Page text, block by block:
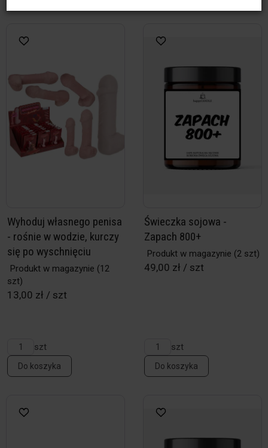
Wyhoduj własnego penisa
- rośnie w wodzie, kurczy
się po wyschnięciu
Produkt w magazynie (12
szt)
13,00 zł / szt
szt
Do koszyka
Świeczka sojowa -
Zapach 800+
Produkt w magazynie (2 szt)
49,00 zł / szt
szt
Do koszyka